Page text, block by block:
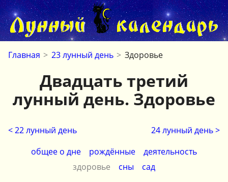
Главная > 23 лунный день > Здоровье
Двадцать третий
лунный день. Здоровье
< 22 лунный день
24 лунный день >
общее о дне
рождённые
деятельность
здоровье
сны
сад